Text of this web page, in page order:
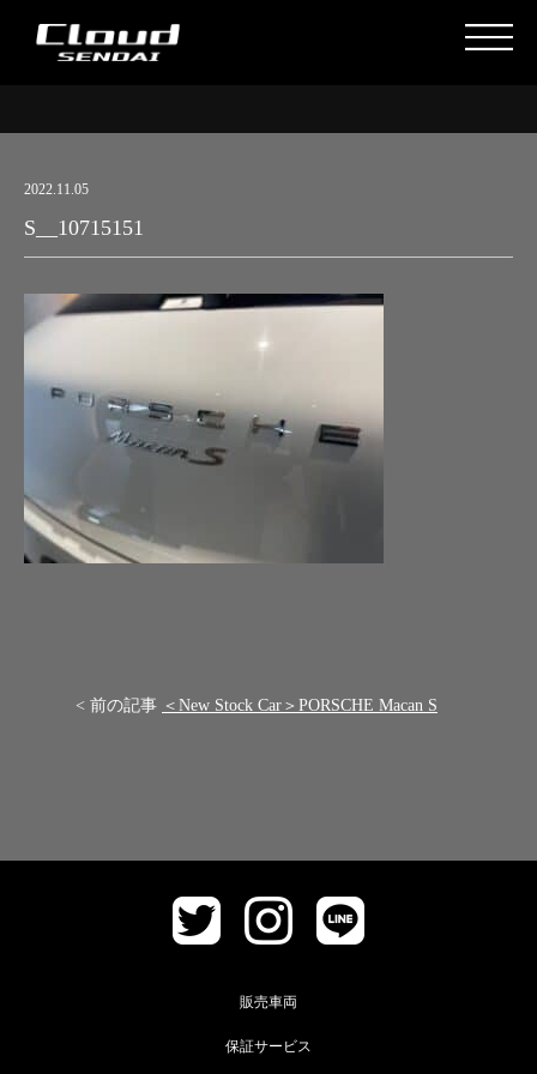
2022.11.05
S__10715151
< 前の記事 ＜New Stock Car＞PORSCHE Macan S
販売車両
保証サービス